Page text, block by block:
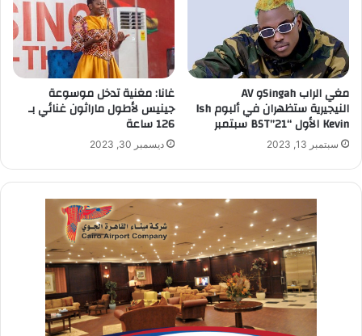
مغي الراب Singahو AV
النيجيرية ستظهران في ألبوم Ish
Kevin الأول “BST”21 سبتمبر
سبتمبر 13, 2023
غانا: مغنية تدخل موسوعة
جينيس لأطول ماراثون غنائي بـ
126 ساعة
ديسمبر 30, 2023